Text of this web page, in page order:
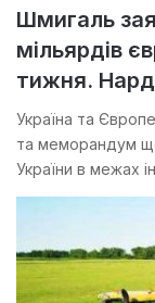
Шмигаль
мільярдів
тижня.
Україна та
та меморандум
України в межах